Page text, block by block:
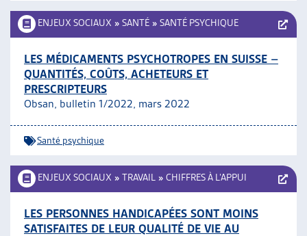
ENJEUX SOCIAUX » SANTÉ » SANTÉ PSYCHIQUE
LES MÉDICAMENTS PSYCHOTROPES EN SUISSE –
QUANTITÉS, COÛTS, ACHETEURS ET
PRESCRIPTEURS
Obsan, bulletin 1/2022, mars 2022
Santé psychique
ENJEUX SOCIAUX » TRAVAIL » CHIFFRES À L’APPUI
LES PERSONNES HANDICAPÉES SONT MOINS
SATISFAITES DE LEUR QUALITÉ DE VIE AU